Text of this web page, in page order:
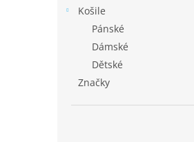
Košile
Pánské
Dámské
Dětské
Značky